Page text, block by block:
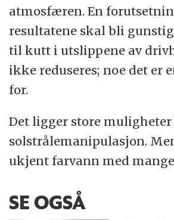
atmosfæren. En
resultatene skal bli
til kutt i utslippene av
ikke reduseres; noe det er
for.
Det ligger store
solstrålemanipulasjon.
ukjent farvann med
SE OGSÅ